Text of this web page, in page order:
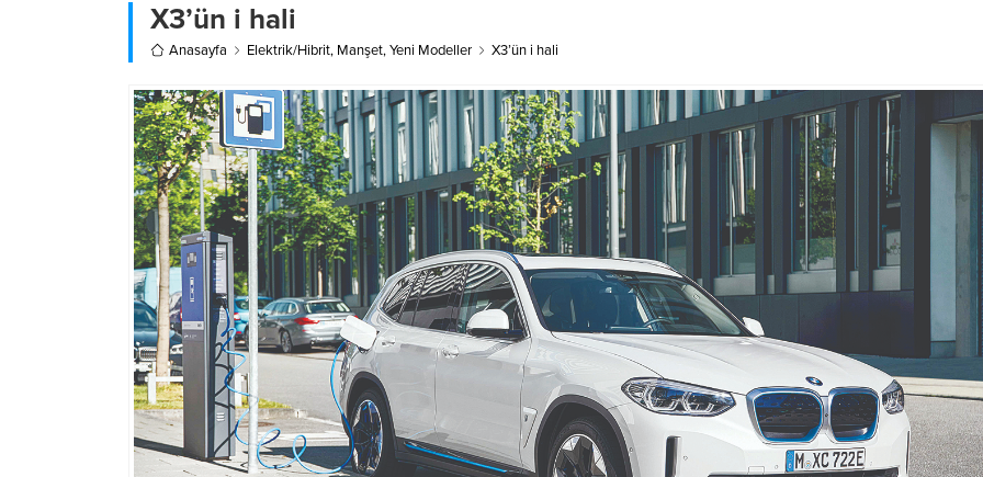
X3’ün i hali
Anasayfa Elektrik/Hibrit, Manşet,Yeni Modeller X3’ün i hali